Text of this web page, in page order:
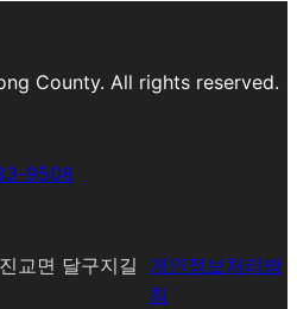
County. All rights reserved.
9508
교면 달구지길
개인정보처리방
침